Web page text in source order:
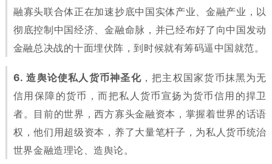
融寡头联合体正在加速抄底中国实体产业、金融产业，以
彻底控制中国经济、金融命脉，并已经布好了向中国发动
金融总决战的十面埋伏阵，到时候就有筹码逼中国就范。
6. 造舆论使私人货币神圣化，把主权国家货币抹黑为无
信用保障的货币，而把私人货币宣扬为货币信用的捍卫
者。目前的世界，西方寡头金融资本，掌握着世界的话语
权，他们用超级资本，养了大量笔杆子，为私人货币统治
世界金融造理论、造舆论。